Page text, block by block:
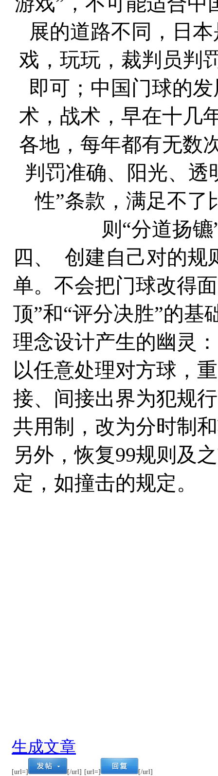
展的道路不同，日
戏，玩玩，裁判员判
即可；中国门球的
术，战术，早在十几
各地，每年都有无数
判罚准确、阳光、透
性”条款，满足不了
则“分道扬
四、 创建自己对的规
单。不会把门球改得
顶”和“评分决胜”的基
理念设计产生的幽灵
以任意处理对方球，
接、间接出界为犯规
共用制，改为分时制
另外，恢复99规则及
定，如撞击的规
生成文章
[url=] [/url] [url=] [/url]